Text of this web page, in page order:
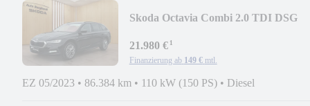
Skoda Octavia Combi 2.0 TDI DSG
21.980 €¹
Finanzierung ab 149 € mtl.
EZ 05/2023 • 86.384 km • 110 kW (150 PS) • Diesel